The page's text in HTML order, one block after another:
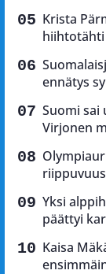
Krista
hiihtotähti
ennätys
Suomi sai
Virjonen
Yksi
päättyi
Kaisa